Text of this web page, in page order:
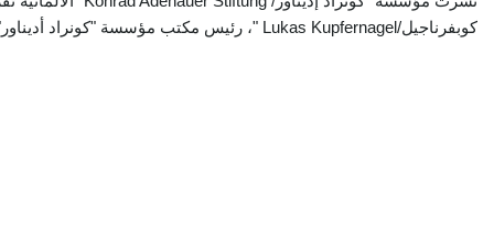
كوبفرناجيل/Lukas Kupfernagel "، رئيس مكتب مؤسسة "كونراد أديناور" في ...